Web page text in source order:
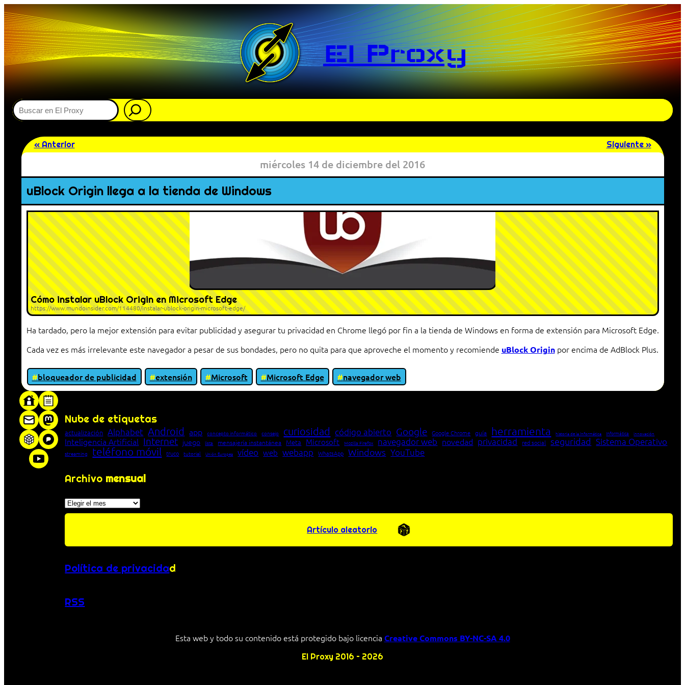
El Proxy
Buscar
« Anterior Siguiente »
miércoles 14 de diciembre del 2016
uBlock Origin llega a la tienda de Windows
Cómo instalar uBlock Origin en Microsoft Edge
https://www.mundoinsider.com/114480/instalar-ublock-origin-microsoft-edge/
Ha tardado, pero la mejor extensión para evitar publicidad y asegurar tu privacidad en Chrome llegó por fin a la tienda de Windows en forma de extensión para Microsoft Edge.
Cada vez es más irrelevante este navegador a pesar de sus bondades, pero no quita para que aproveche el momento y recomiende uBlock Originpor encima de AdBlock Plus.
bloqueador de publicidad extensión Microsoft Microsoft Edge
navegador web
Nube de etiquetas
actualización Alphabet Android app concepto informático consejo curiosidad código abierto Google Google Chrome guía herramienta historia de la Informática Informática innovación
Inteligencia Artificial Internet juego lista mensajería instantánea Meta Microsoft Mozilla Firefox navegador web novedad privacidad red social seguridad Sistema Operativo
streaming teléfono móvil truco tutorial Unión Europea vídeo web webapp WhatsApp Windows YouTube
Archivo mensual
Archivos
Artículo aleatorio
Política de privacidad
RSS
Esta web y todo su contenido está protegido bajo licencia Creative Commons BY-NC-SA 4.0
El Proxy 2016 – 2026